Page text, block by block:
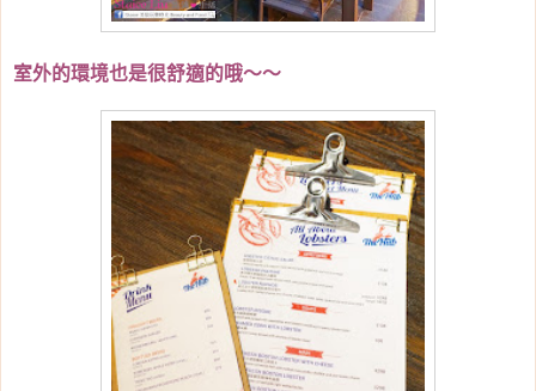
室外的環境也是很舒適的哦～～